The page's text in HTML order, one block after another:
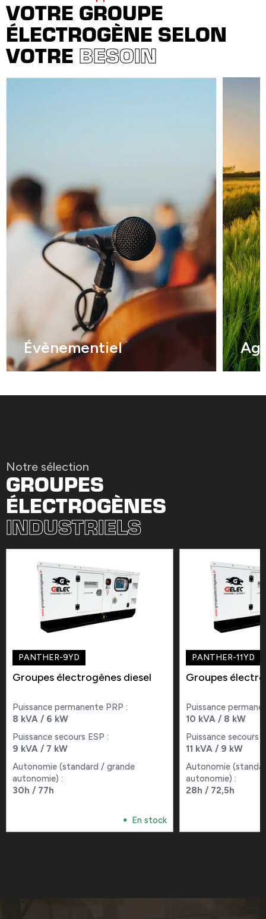
VOTRE GROUPE
ÉLECTROGÈNE SELON
VOTRE BESOIN
Évènementiel
Notre sélection
GROUPES
ÉLECTROGÈNES
INDUSTRIELS
PANTHER-9YD
Groupes électrogènes diesel
Puissance permanente PRP :
8 kVA / 6 kW
Puissance secours ESP :
9 kVA / 7 kW
Autonomie (standard / grande
autonomie) :
30h / 77h
En stock
PANTHER-11YD
Groupes
Puissance
10 kVA / 8 kW
Puissance secours
11 kVA / 9 kW
Autonomie
autonomie) :
28h / 72,5h